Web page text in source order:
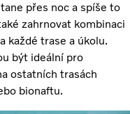
přes noc a spíše to
zahrnovat kombinaci
každé trase a úkolu.
být ideální pro
ostatních trasách
bionaftu.